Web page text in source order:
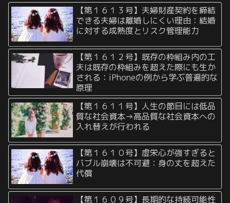
【第１６１３号】夫婦財産契約を締結
できる夫婦は離婚しにくい理由：結婚
に対する成熟度とリスク管理能力
【第１６１２号】既存の枠組み内の工
夫は既存の枠組みを超えた際にも生か
される：iPhoneの例から学ぶ普遍的な
原理
【第１６１１号】人生の節目には低品
質な社会資本→高品質な社会資本への
入れ替えが行われる
【第１６１０号】虚栄心が強すぎると
バブル崩壊は不可避：身の丈を超えた
代償
【第１６０９号】長期的な持続可能性